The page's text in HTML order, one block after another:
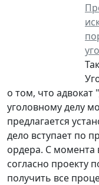
о том, что адвокат
уголовному делу
предлагается
дело вступает по
ордера. C момента
согласно проекту
получить все